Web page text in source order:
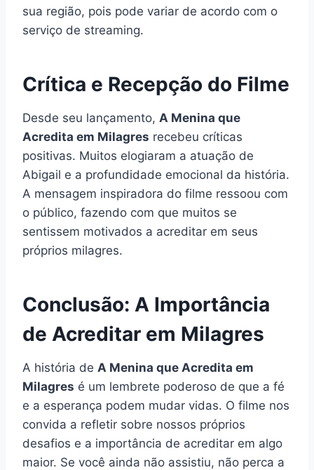
sua região, pois pode variar de acordo com o
serviço de streaming.
Crítica e Recepção do Filme
Desde seu lançamento, A Menina que
Acredita em Milagres recebeu críticas
positivas. Muitos elogiaram a atuação de
Abigail e a profundidade emocional da história.
A mensagem inspiradora do filme ressoou com
o público, fazendo com que muitos se
sentissem motivados a acreditar em seus
próprios milagres.
Conclusão: A Importância
de Acreditar em Milagres
A história de A Menina que Acredita em
Milagres é um lembrete poderoso de que a fé
e a esperança podem mudar vidas. O filme nos
convida a refletir sobre nossos próprios
desafios e a importância de acreditar em algo
maior. Se você ainda não assistiu, não perca a